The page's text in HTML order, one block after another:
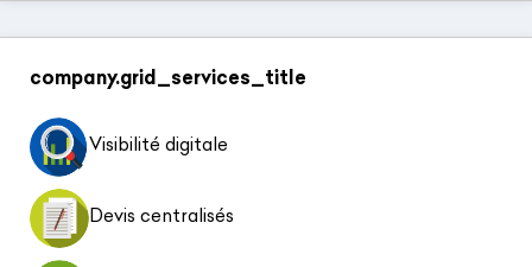
company.grid_services_title
Visibilité digitale
Devis centralisés